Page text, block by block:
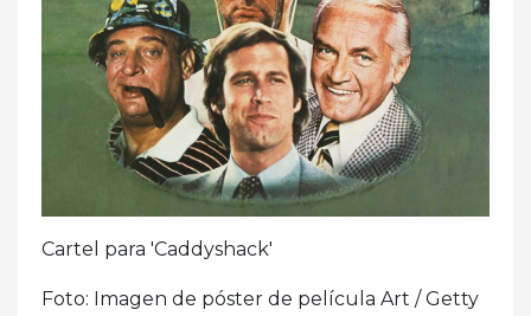
Cartel para 'Caddyshack'
Foto: Imagen de póster de película Art / Getty